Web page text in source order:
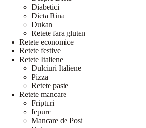
Diabetici
Dieta Rina
Dukan
Retete fara gluten
Retete economice
Retete festive
Retete Italiene
Dulciuri Italiene
Pizza
Retete paste
Retete mancare
Fripturi
Iepure
Mancare de Post